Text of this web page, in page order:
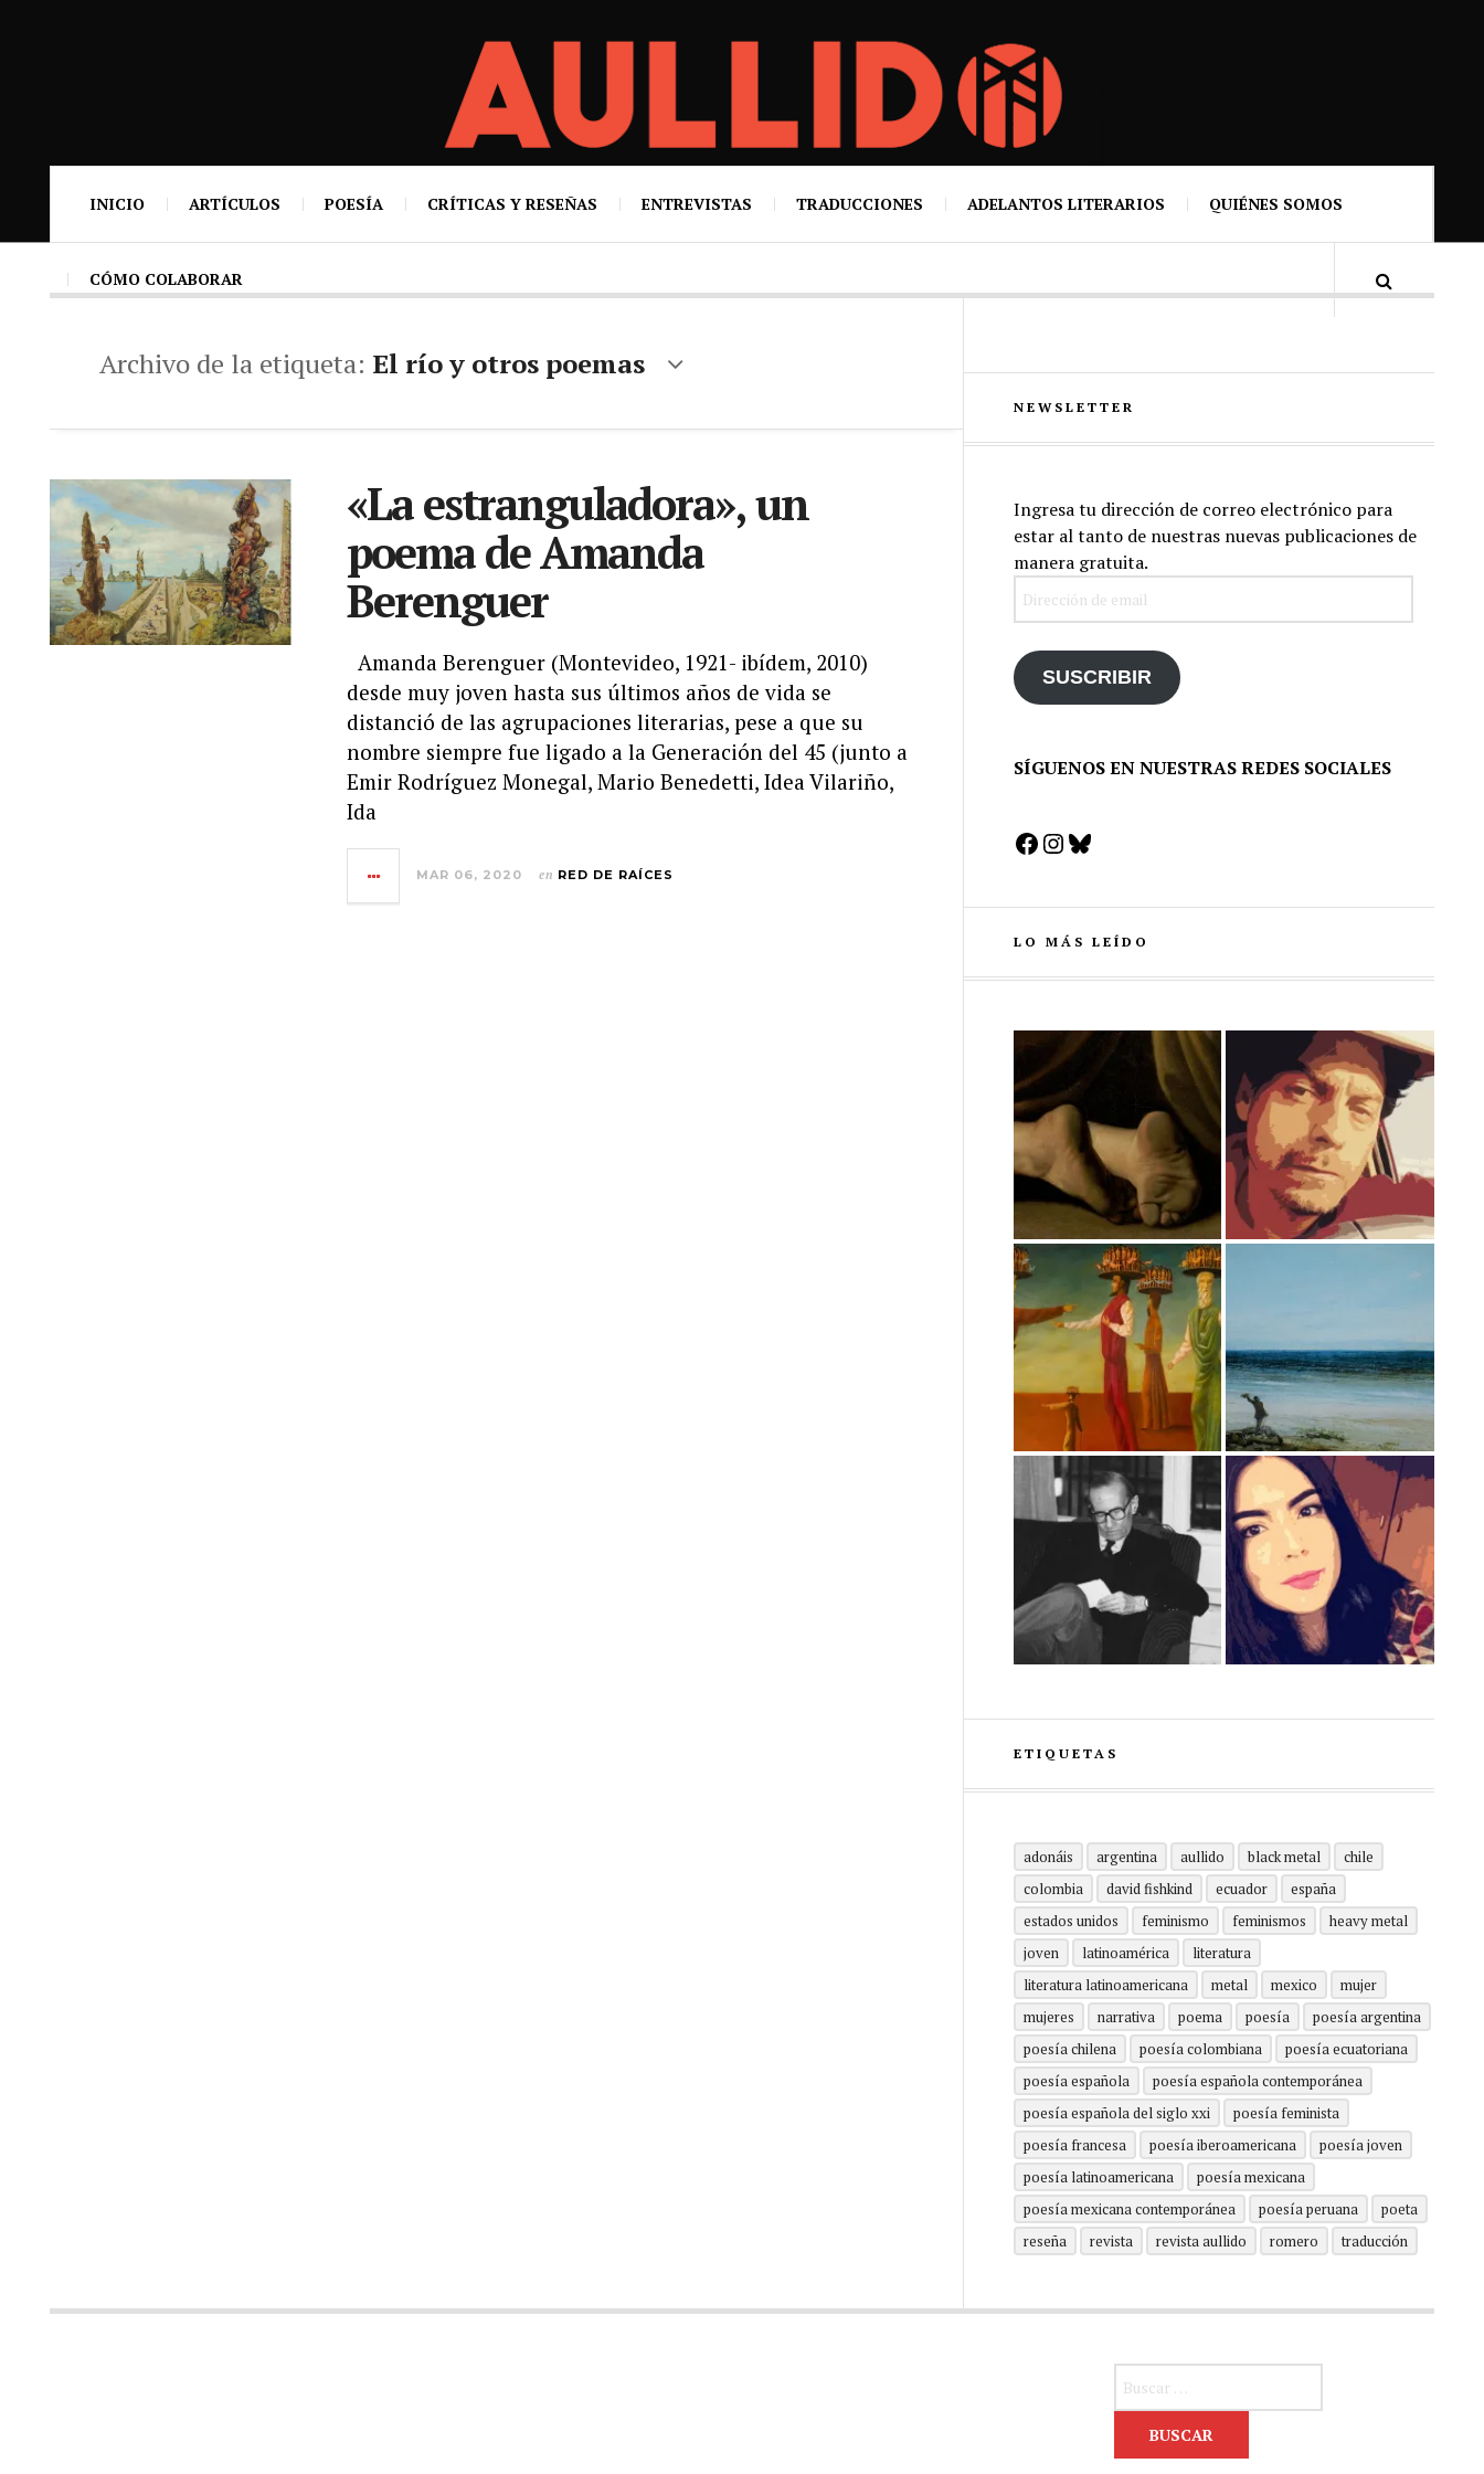
INICIO ARTÍCULOS POESÍA CRÍTICAS Y RESEÑAS ENTREVISTAS TRADUCCIONES ADELANTOS LITERARIOS QUIÉNES SOMOS
CÓMO COLABORAR
Archivo de la etiqueta: El río y otros poemas
«La estranguladora», un
poema de Amanda
Berenguer
Amanda Berenguer (Montevideo, 1921- ibídem, 2010)
desde muy joven hasta sus últimos años de vida se
distanció de las agrupaciones literarias, pese a que su
nombre siempre fue ligado a la Generación del 45 (junto a
Emir Rodríguez Monegal, Mario Benedetti, Idea Vilariño,
Ida
MAR 06, 2020 en RED DE RAÍCES
NEWSLETTER
Ingresa tu dirección de correo electrónico para
estar al tanto de nuestras nuevas publicaciones de
manera gratuita.
SUSCRIBIR
SÍGUENOS EN NUESTRAS REDES SOCIALES
Facebook
Instagram
Bluesky
LO MÁS LEÍDO
ETIQUETAS
adonáis argentina aullido black metal
chile
colombia
david fishkind ecuador
españa
estados unidos
feminismo feminismos
heavy metal
joven
latinoamérica
literatura
literatura latinoamericana
metal mexico
mujer
mujeres
narrativa poema poesía
poesía argentina
poesía chilena
poesía colombiana
poesía ecuatoriana
poesía española
poesía española contemporánea
poesía española del siglo xxi
poesía feminista
poesía francesa
poesía iberoamericana
poesía joven
poesía latinoamericana
poesía mexicana
poesía mexicana contemporánea
poesía peruana
poeta
reseña
revista revista aullido romero traducción